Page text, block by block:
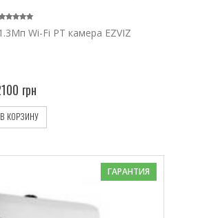
Wi-Fi PT камера EZVIZ
грн
В КОРЗИНУ
ГАРАНТИЯ